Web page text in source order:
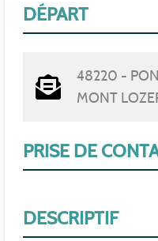
DESCRIPTIF
DÉPART
48220 -
MONT
PRISE DE